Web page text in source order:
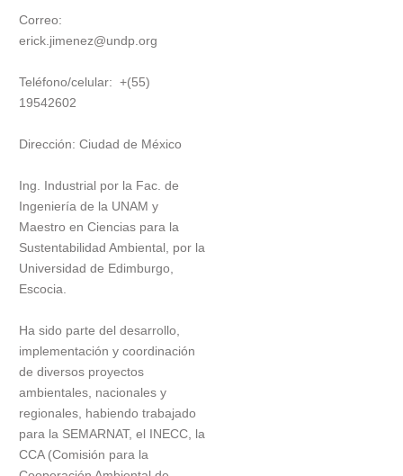
Correo:
erick.jimenez@undp.org
Teléfono/celular: +(55)
19542602
Dirección: Ciudad de México
Ing. Industrial por la Fac. de
Ingeniería de la UNAM y
Maestro en Ciencias para la
Sustentabilidad Ambiental, por la
Universidad de Edimburgo,
Escocia.
Ha sido parte del desarrollo,
implementación y coordinación
de diversos proyectos
ambientales, nacionales y
regionales, habiendo trabajado
para la SEMARNAT, el INECC, la
CCA (Comisión para la